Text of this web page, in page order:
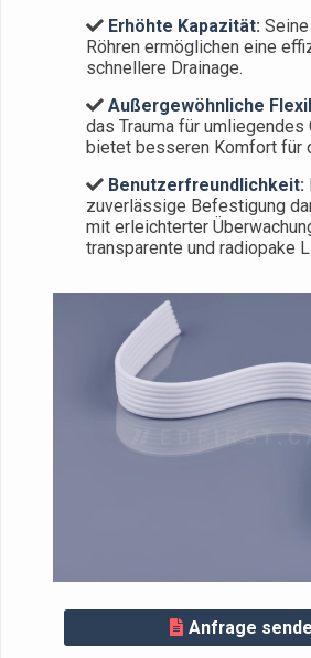
Erhöhte Kapazität:
Röhren ermöglichen eine
schnellere Drainage.
Außergewöhnliche
das Trauma für umliegendes
bietet besseren Komfort für
Benutzerfreundlichkeit:
zuverlässige Befestigung
mit erleichterter
transparente und radiopake
Anfrage